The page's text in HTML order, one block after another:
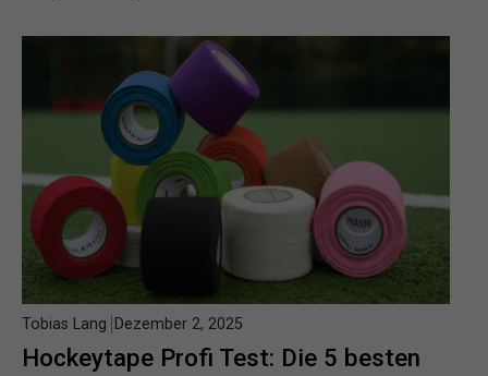
Hockeytape Profi Test: Die 5 besten
Tobias Lang Dezember 2, 2025